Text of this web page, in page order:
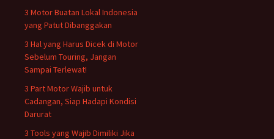
3 Motor Buatan Lokal Indonesia
yang Patut Dibanggakan
3 Hal yang Harus Dicek di Motor
Sebelum Touring, Jangan
Sampai Terlewat!
3 Part Motor Wajib untuk
Cadangan, Siap Hadapi Kondisi
Darurat
3 Tools yang Wajib Dimiliki Jika